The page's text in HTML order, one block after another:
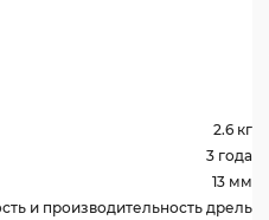
2.6 кг
3 года
13 мм
и производительность дрель